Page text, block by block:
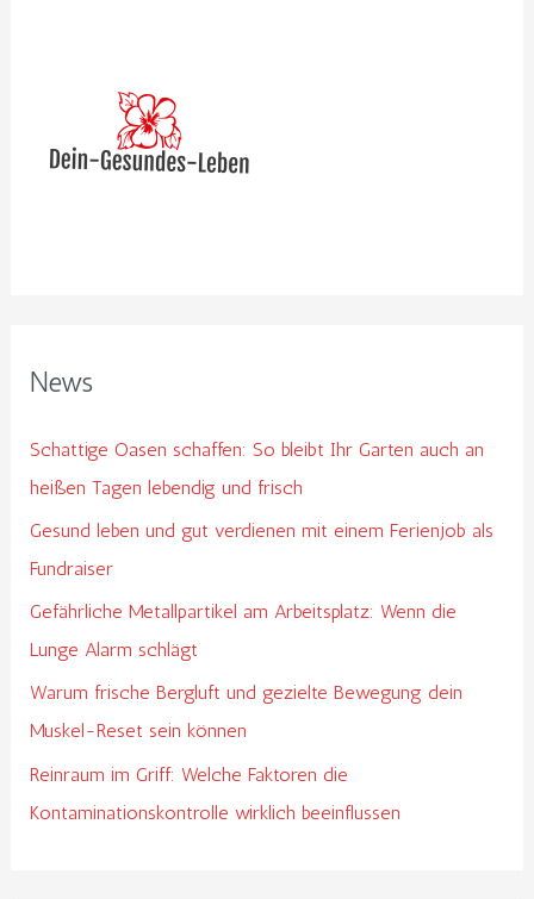
News
Schattige Oasen schaffen: So bleibt Ihr Garten auch an
heißen Tagen lebendig und frisch
Gesund leben und gut verdienen mit einem Ferienjob als
Fundraiser
Gefährliche Metallpartikel am Arbeitsplatz: Wenn die
Lunge Alarm schlägt
Warum frische Bergluft und gezielte Bewegung dein
Muskel-Reset sein können
Reinraum im Griff: Welche Faktoren die
Kontaminationskontrolle wirklich beeinflussen